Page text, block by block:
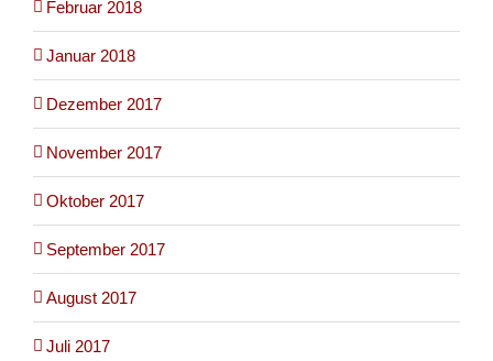
Februar 2018
Januar 2018
Dezember 2017
November 2017
Oktober 2017
September 2017
August 2017
Juli 2017